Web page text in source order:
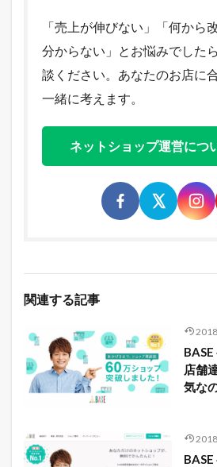
「売上が伸びない」「何から
分からない」とお悩みでした
談ください。あなたのお店に
一緒に考えます。
ネットショップ運営につ
関連する記事
店舗
気な